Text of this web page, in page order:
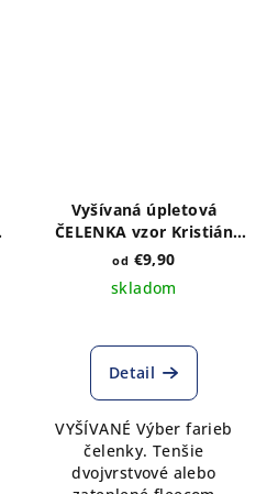
Vyšívaná úpletová
ČELENKA vzor Kristián
biely - výber farieb a
od €9,90
skladom
Detail
VYŠÍVANÉ Výber farieb
čelenky. Tenšie
dvojvrstvové alebo